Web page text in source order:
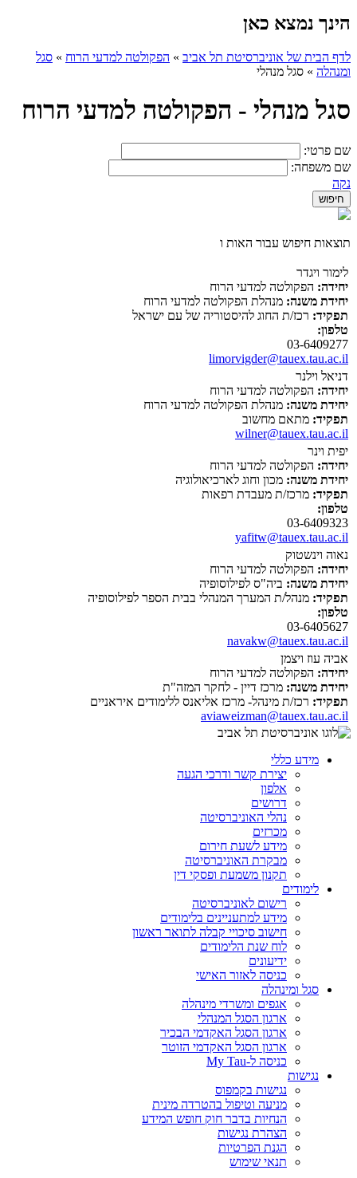
הינך נמצא כאן
לדף הבית של אוניברסיטת תל אביב » הפקולטה למדעי הרוח » סגל
ומנהלה » סגל מנהלי
סגל מנהלי - הפקולטה למדעי הרוח
שם פרטי:
שם משפחה:
נקה
תוצאות חיפוש עבור האות ו
לימור ויגדר
יחידה: הפקולטה למדעי הרוח
יחידת משנה: מנהלת הפקולטה למדעי הרוח
תפקיד: רכז/ת החוג להיסטוריה של עם ישראל
טלפון:
03-6409277
limorvigder@tauex.tau.ac.il
דניאל וילנר
יחידה: הפקולטה למדעי הרוח
יחידת משנה: מנהלת הפקולטה למדעי הרוח
תפקיד: מתאם מחשוב
wilner@tauex.tau.ac.il
יפית וינר
יחידה: הפקולטה למדעי הרוח
יחידת משנה: מכון וחוג לארכיאולוגיה
תפקיד: מרכז/ת מעבדת רפאות
טלפון:
03-6409323
yafitw@tauex.tau.ac.il
נאוה וינשטוק
יחידה: הפקולטה למדעי הרוח
יחידת משנה: ביה"ס לפילוסופיה
תפקיד: מנהל/ת המערך המנהלי בבית הספר לפילוסופיה
טלפון:
03-6405627
navakw@tauex.tau.ac.il
אביה עוז ויצמן
יחידה: הפקולטה למדעי הרוח
יחידת משנה: מרכז דיין - לחקר המזה"ת
תפקיד: רכז/ת מינהל- מרכז אליאנס ללימודים איראניים
aviaweizman@tauex.tau.ac.il
מידע כללי
יצירת קשר ודרכי הגעה
אלפון
דרושים
נהלי האוניברסיטה
מכרזים
מידע לשעת חירום
מבקרת האוניברסיטה
תקנון משמעת ופסקי דין
לימודים
רישום לאוניברסיטה
מידע למתעניינים בלימודים
חישוב סיכויי קבלה לתואר ראשון
לוח שנת הלימודים
ידיעונים
כניסה לאזור האישי
סגל ומינהלה
אגפים ומשרדי מינהלה
ארגון הסגל המנהלי
ארגון הסגל האקדמי הבכיר
ארגון הסגל האקדמי הזוטר
כניסה ל-My Tau
נגישות
נגישות בקמפוס
מניעה וטיפול בהטרדה מינית
הנחיות בדבר חוק חופש המידע
הצהרת נגישות
הגנת הפרטיות
תנאי שימוש